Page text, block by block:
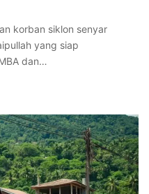
korban siklon senyar
yang siap
dan…